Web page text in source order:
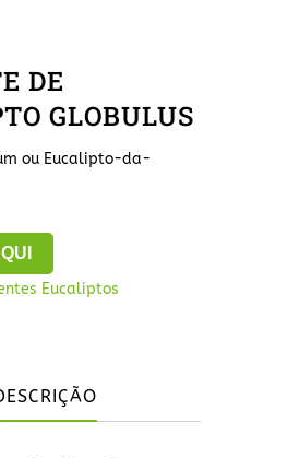
DE
GLOBULUS
ou Eucalipto-da-
Eucaliptos